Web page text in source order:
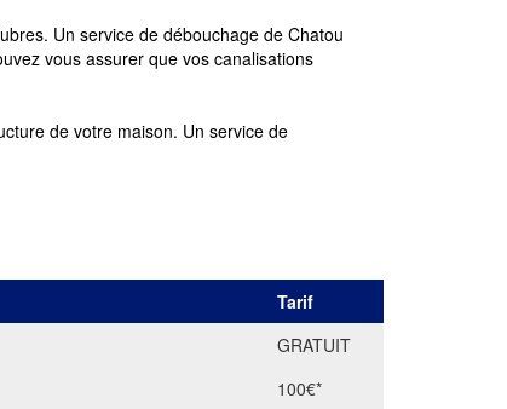
Un service de débouchage de Chatou
vous assurer que vos canalisations
de votre maison. Un service de
Tarif
GRATUIT
100€*